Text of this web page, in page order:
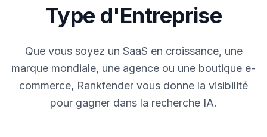
SURVEILLEZ
RAIVE
Analyse
concurrentielle
gratuits
Tarifs
Réserver
Type d'Entreprise
Que vous soyez un SaaS en croissance, une
marque mondiale, une agence ou une boutique e-
commerce, Rankfender vous donne la visibilité
pour gagner dans la recherche IA.